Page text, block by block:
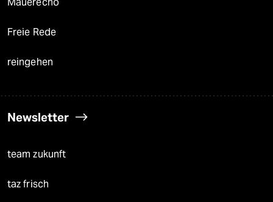
Freie Rede
reingehen
Newsletter
team zukunft
taz frisch